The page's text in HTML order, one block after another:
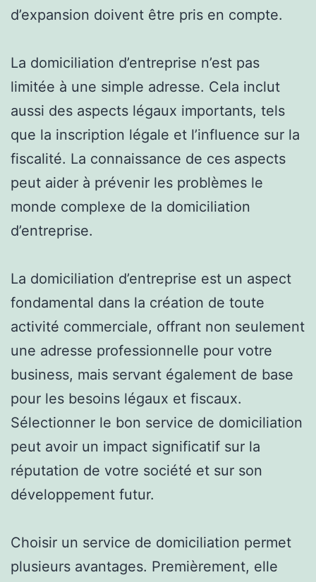
d’expansion doivent être pris en compte.
La domiciliation d’entreprise n’est pas
limitée à une simple adresse. Cela inclut
aussi des aspects légaux importants, tels
que la inscription légale et l’influence sur la
fiscalité. La connaissance de ces aspects
peut aider à prévenir les problèmes le
monde complexe de la domiciliation
d’entreprise.
La domiciliation d’entreprise est un aspect
fondamental dans la création de toute
activité commerciale, offrant non seulement
une adresse professionnelle pour votre
business, mais servant également de base
pour les besoins légaux et fiscaux.
Sélectionner le bon service de domiciliation
peut avoir un impact significatif sur la
réputation de votre société et sur son
développement futur.
Choisir un service de domiciliation permet
plusieurs avantages. Premièrement, elle